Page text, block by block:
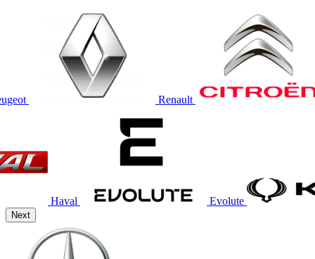
Renault
Haval Evolute
Next